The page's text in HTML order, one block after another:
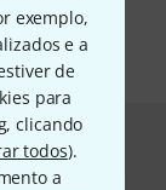
exemplo,
e a
de
para
clicando
todos).
a
nossa